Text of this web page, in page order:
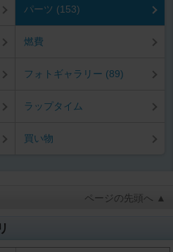
パーツ (153)
燃費
フォトギャラリー (89)
ラップタイム
買い物
ページの先頭へ ▲